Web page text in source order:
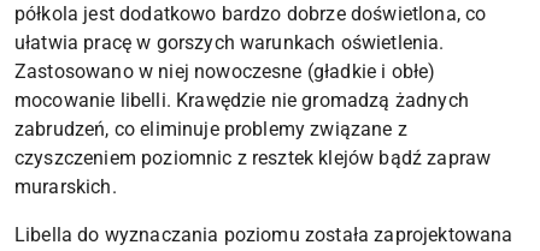
półkola jest dodatkowo bardzo dobrze doświetlona, co
ułatwia pracę w gorszych warunkach oświetlenia.
Zastosowano w niej nowoczesne (gładkie i obłe)
mocowanie libelli. Krawędzie nie gromadzą żadnych
zabrudzeń, co eliminuje problemy związane z
czyszczeniem poziomnic z resztek klejów bądź zapraw
murarskich.
Libella do wyznaczania poziomu została zaprojektowana